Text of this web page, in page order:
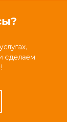
сделаем